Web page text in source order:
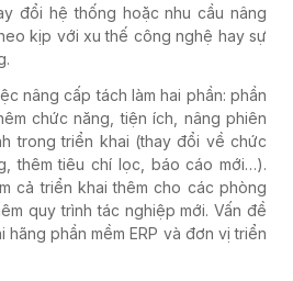
đổi hệ thống hoặc nhu cầu nâng
kịp với xu thế công nghệ hay sự
nâng cấp tách làm hai phần: phần
chức năng, tiện ích, nâng phiên
trong triển khai (thay đổi về chức
thêm tiêu chí lọc, báo cáo mới…).
cả triển khai thêm cho các phòng
quy trình tác nghiệp mới. Vấn đề
phần mềm ERP và đơn vị triển